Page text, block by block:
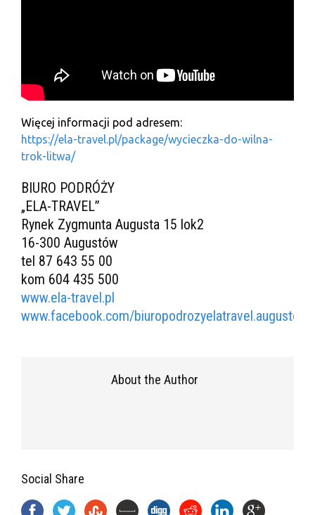
Więcej informacji pod adresem:
https://ela-travel.pl/package/wycieczka-do-wilna-
trok-litwa/
BIURO PODRÓŻY
„ELA-TRAVEL”
Rynek Zygmunta Augusta 15 lok2
16-300 Augustów
tel 87 643 55 00
kom 604 435 500
www.ela-travel.pl
www.facebook.com/biuropodrozyelatravel.augustow/
About the Author
Social Share